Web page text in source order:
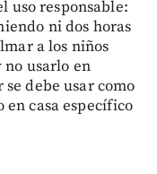
uso responsable:
ni dos horas
a los niños
no usarlo en
debe usar como
casa específico